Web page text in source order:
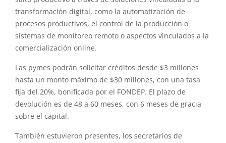
transformación digital, como la automatización de
procesos productivos, el control de la producción o
sistemas de monitoreo remoto o aspectos vinculados a la
comercialización online.
Las pymes podrán solicitar créditos desde $3 millones
hasta un monto máximo de $30 millones, con una tasa
fija del 20%, bonificada por el FONDEP. El plazo de
devolución es de 48 a 60 meses, con 6 meses de gracia
sobre el capital.
También estuvieron presentes, los secretarios de